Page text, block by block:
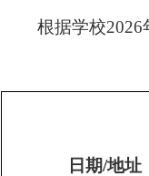
根据学校2026
日期/地址